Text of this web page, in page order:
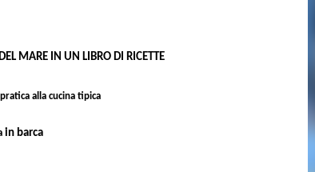
MARE IN UN LIBRO DI RICETTE
alla cucina tipica
in barca